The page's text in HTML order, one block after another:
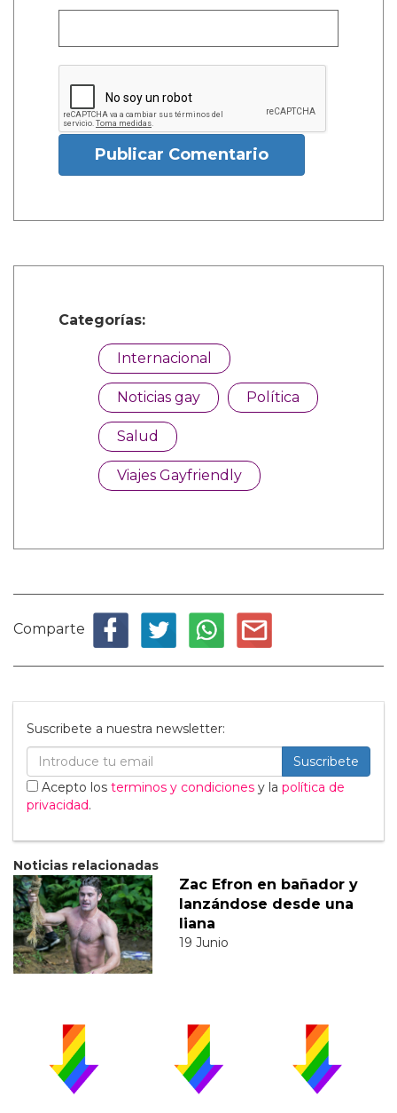
Publicar Comentario
Categorías:
Internacional
Noticias gay Política
Salud
Viajes Gayfriendly
Comparte
Suscribete a nuestra newsletter:
Suscribete
Acepto los terminos y condiciones y la política de
privacidad.
Noticias relacionadas
Zac Efron en bañador y
lanzándose desde una
liana
19 Junio